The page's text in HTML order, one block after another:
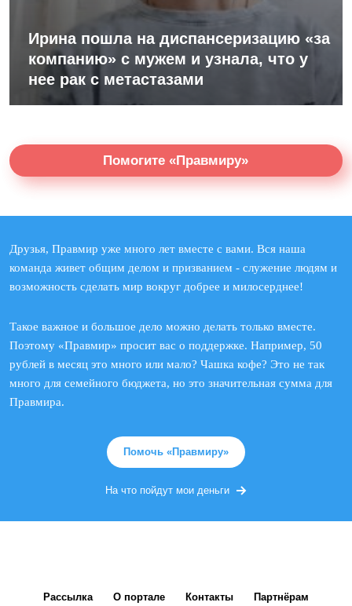
Ирина пошла на диспансеризацию «за
компанию» с мужем и узнала, что у
нее рак с метастазами
Помогите «Правмиру»
Друзья, Правмир уже много лет вместе с вами. Вся наша
команда живет общим делом и призванием - служение людям и
возможность сделать мир вокруг добрее и милосерднее!
Такое важное и большое дело можно делать только вместе.
Поэтому «Правмир» просит вас о поддержке. Например, 50
рублей в месяц это много или мало? Чашка кофе? Это не так
много для семейного бюджета, но это значительная сумма для
Правмира.
Помочь «Правмиру»
На что пойдут мои деньги
Рассылка О портале Контакты Партнёрам